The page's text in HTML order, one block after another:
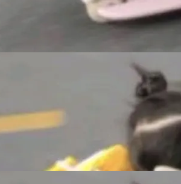
从 S3 恢复 SQLite 数据
久化的唯一真相...
，要么是vivo X300 E这
Z Fold8 Ultra / Z Fold8 /
均在7月22日发布，且全
for Galaxy，它们本该
Early Access 阶段。 De
在 landing page 最显
is made between com
之间写出来的。git
退到任何一次编辑：Delt
的每一次操作，...
支达 183 亿美元
Tunguz 博客（VC 分
第二季度业绩报告，Spac
成。 与亚马逊、Alpha
传统科技巨头相比，Spa
为引人瞩目。然而，支
却呈现出截然不同的面
Meta 主要依托充沛的经
程 agent；Muse Spark
新模型。一句话概括：
dev.meta.ai/install.
大项目里自动规划、写
端工具。 据介绍，Muse
，用知识图谱校
机器拥有全局视野。整个
环节：建图 → 控制难度